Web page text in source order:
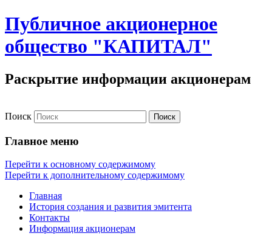
Публичное акционерное
общество "КАПИТАЛ"
Раскрытие информации акционерам
Поиск
Главное меню
Перейти к основному содержимому
Перейти к дополнительному содержимому
Главная
История создания и развития эмитента
Контакты
Информация акционерам